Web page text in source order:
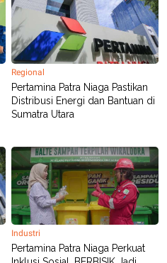
Regional
Pertamina Patra Niaga Pastikan
Distribusi Energi dan Bantuan di
Sumatra Utara
Industri
Pertamina Patra Niaga Perkuat